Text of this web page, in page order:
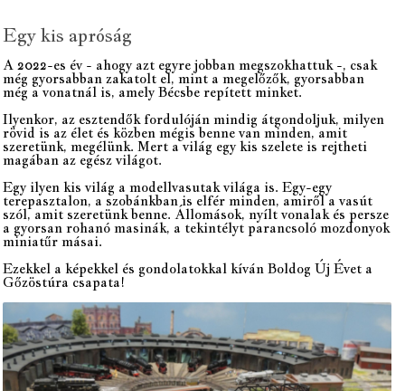
Egy kis apróság
A 2022-es év - ahogy azt egyre jobban megszokhattuk -, csak
még gyorsabban zakatolt el, mint a megelőzők, gyorsabban
még a vonatnál is, amely Bécsbe repített minket.
Ilyenkor, az esztendők fordulóján mindig átgondoljuk, milyen
rövid is az élet és közben mégis benne van minden, amit
szeretünk, megélünk. Mert a világ egy kis szelete is rejtheti
magában az egész világot.
Egy ilyen kis világ a modellvasutak világa is. Egy-egy
terepasztalon, a szobánkban is elfér minden, amiről a vasút
szól, amit szeretünk benne. Állomások, nyílt vonalak és persze
a gyorsan rohanó masinák, a tekintélyt parancsoló mozdonyok
miniatűr másai.
Ezekkel a képekkel és gondolatokkal kíván Boldog Új Évet a
Gőzöstúra csapata!